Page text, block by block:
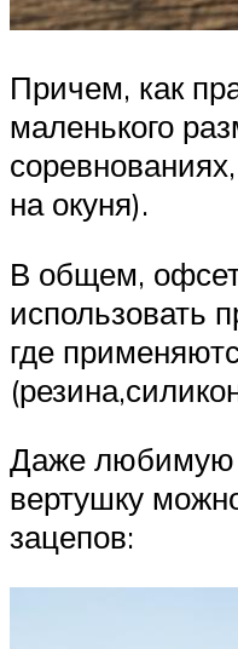
Причем, как
маленького
на окуня).
В общем,
использовать
где
Даже любимую
вертушку
зацепов: